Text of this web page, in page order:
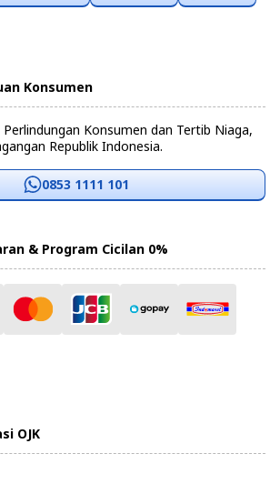
Konsumen
Konsumen dan Tertib Niaga,
Republik Indonesia.
0853 1111 101
& Program Cicilan 0%
OJK